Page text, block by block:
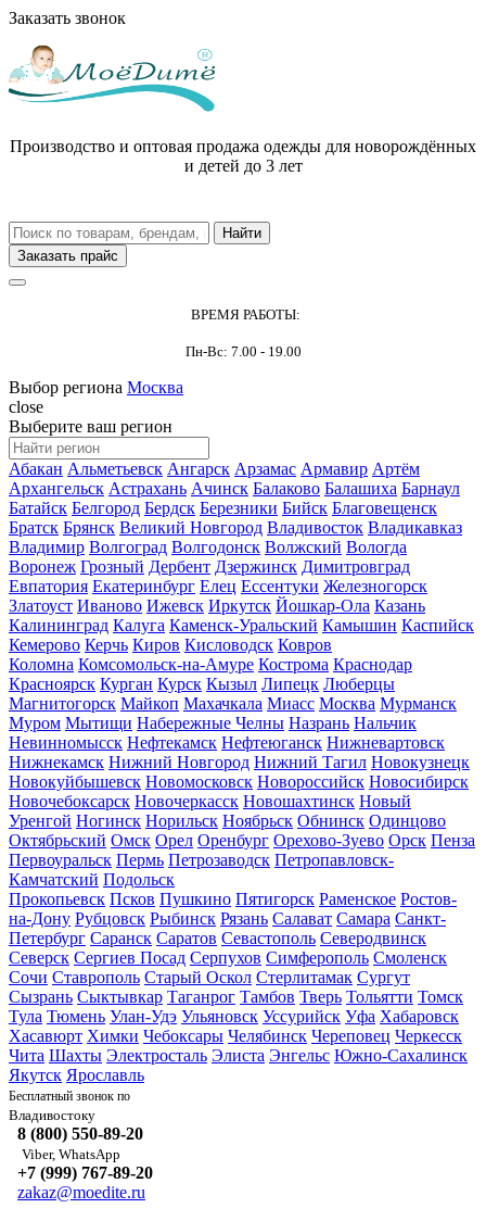
Заказать звонок
Производство и оптовая продажа одежды для новорождённых
и детей до 3 лет
Заказать прайс
ВРЕМЯ РАБОТЫ:
Пн-Вс: 7.00 - 19.00
Выбор региона Москва
close
Выберите ваш регион
Абакан Альметьевск Ангарск Арзамас Армавир Артём
Архангельск Астрахань Ачинск Балаково Балашиха Барнаул
Батайск Белгород Бердск Березники Бийск Благовещенск
Братск Брянск Великий Новгород Владивосток Владикавказ
Владимир Волгоград Волгодонск Волжский Вологда
Воронеж Грозный Дербент Дзержинск Димитровград
Евпатория Екатеринбург Елец Ессентуки Железногорск
Златоуст Иваново Ижевск Иркутск Йошкар-Ола Казань
Калининград Калуга Каменск-Уральский Камышин Каспийск
Кемерово Керчь Киров Кисловодск Ковров
Коломна Комсомольск-на-Амуре Кострома Краснодар
Красноярск Курган Курск Кызыл Липецк Люберцы
Магнитогорск Майкоп Махачкала Миасс Москва Мурманск
Муром Мытищи Набережные Челны Назрань Нальчик
Невинномысск Нефтекамск Нефтеюганск Нижневартовск
Нижнекамск Нижний Новгород Нижний Тагил Новокузнецк
Новокуйбышевск Новомосковск Новороссийск Новосибирск
Новочебоксарск Новочеркасск Новошахтинск Новый
Уренгой Ногинск Норильск Ноябрьск Обнинск Одинцово
Октябрьский Омск Орел Оренбург Орехово-Зуево Орск Пенза
Первоуральск Пермь Петрозаводск Петропавловск-
Камчатский Подольск
Прокопьевск Псков Пушкино Пятигорск Раменское Ростов-
на-Дону Рубцовск Рыбинск Рязань Салават Самара Санкт-
Петербург Саранск Саратов Севастополь Северодвинск
Северск Сергиев Посад Серпухов Симферополь Смоленск
Сочи Ставрополь Старый Оскол Стерлитамак Сургут
Сызрань Сыктывкар Таганрог Тамбов Тверь Тольятти Томск
Тула Тюмень Улан-Удэ Ульяновск Уссурийск Уфа Хабаровск
Хасавюрт Химки Чебоксары Челябинск Череповец Черкесск
Чита Шахты Электросталь Элиста Энгельс Южно-Сахалинск
Якутск Ярославль
Бесплатный звонок по
Владивостоку
8 (800) 550-89-20
Viber, WhatsApp
+7 (999) 767-89-20
zakaz@moedite.ru